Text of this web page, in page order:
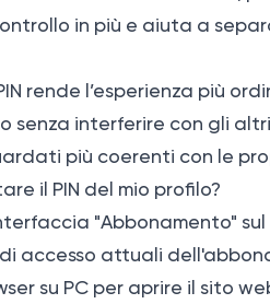
in più e aiuta a
rende l’esperienza più
senza interferire con gli
più coerenti con le
il PIN del mio profilo?
"Abbonamento"
accesso attuali
su PC per aprire il sito